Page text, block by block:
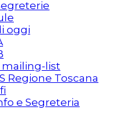
oggi
list
Regione Toscana
e Segreteria